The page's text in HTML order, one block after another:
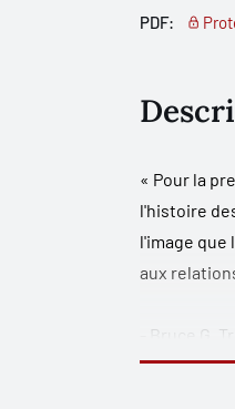
PDF:
« Pour la
l'histoire
l'image
aux
- Bruce G.